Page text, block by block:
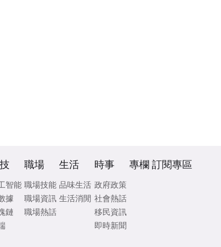
智能
據
鏈
職場
職場技能
職場資訊
職場熱話
生活
品味生活
生活消閒
時事
政府政策
社會熱話
移民資訊
即時新聞
專欄 訂閱專區